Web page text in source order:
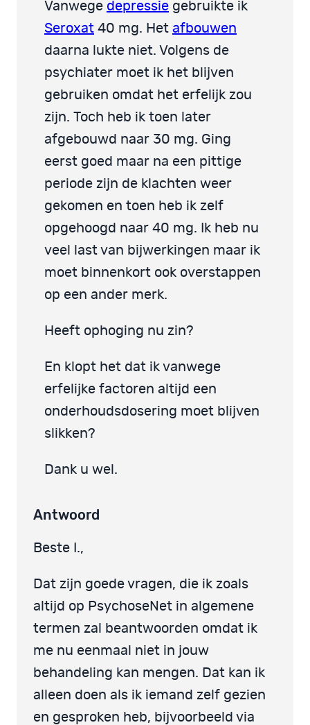
Vanwege depressie gebruikte ik
Seroxat 40 mg. Het afbouwen
daarna lukte niet. Volgens de
psychiater moet ik het blijven
gebruiken omdat het erfelijk zou
zijn. Toch heb ik toen later
afgebouwd naar 30 mg. Ging
eerst goed maar na een pittige
periode zijn de klachten weer
gekomen en toen heb ik zelf
opgehoogd naar 40 mg. Ik heb nu
veel last van bijwerkingen maar ik
moet binnenkort ook overstappen
op een ander merk.
Heeft ophoging nu zin?
En klopt het dat ik vanwege
erfelijke factoren altijd een
onderhoudsdosering moet blijven
slikken?
Dank u wel.
Antwoord
Beste I.,
Dat zijn goede vragen, die ik zoals
altijd op PsychoseNet in algemene
termen zal beantwoorden omdat ik
me nu eenmaal niet in jouw
behandeling kan mengen. Dat kan ik
alleen doen als ik iemand zelf gezien
en gesproken heb, bijvoorbeeld via